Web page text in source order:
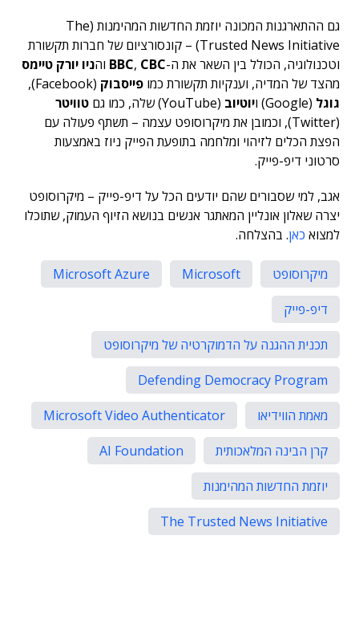
גם ההתארגנות המכונה יוזמת החדשות המהימנות (The
Trusted News Initiative) – קונסורציום של חברות תקשורת
וטכנולוגיה, הכולל בין השאר את ה-
BBC, CBC והניו יורק טיימס
מהצד של המדיה, וענקיות תקשורת כמו פייסבוק (Facebook),
גוגל (Google) ו יוטיוב (YouTube) שלה, כמו גם
טוויטר
(Twitter), וכמובן את מיקרוסופט עצמה – תשתף פעולה עם
הפצת הכלים לזיהוי ומלחמה בתופעת הפייק ניוז באמצעות
סרטוני דיפ-פייק.
אגב, למי שסבורים שהם יודעים הכל על דיפ-פייק – מיקרוסופט
יצרה שאלון אונליין המאתגר אנשים בנושא הזיוף העמוק, שתוכלו
למצוא כאן. בהצלחה.
מיקרוסופט Microsoft
Microsoft Azure
דיפ-פייק
תכנית ההגנה על הדמוקרטיה של מיקרוסופט
Defending Democracy Program
מאמת הווידיאו
Microsoft Video Authenticator
קרן הבינה המלאכותית
AI Foundation
יוזמת החדשות המהימנות
The Trusted News Initiative